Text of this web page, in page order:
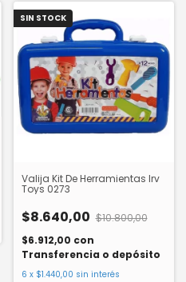
SIN STOCK
Valija Kit De Herramientas Irv
Toys 0273
$8.640,00 $10.800,00
$6.912,00 con
Transferencia o depósito
6 x $1.440,00 sin interés